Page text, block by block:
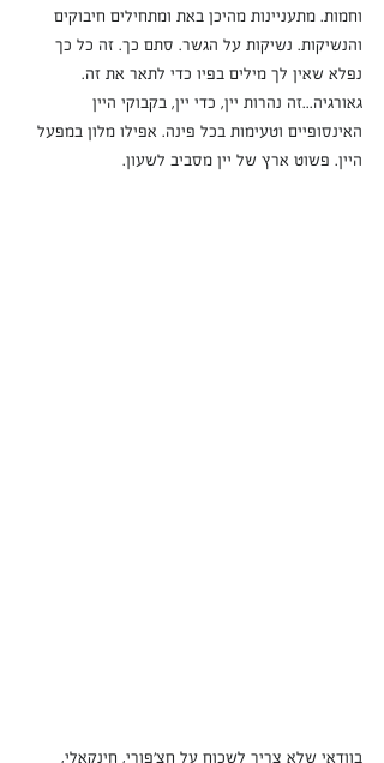
וחמות. מתעניינות מהיכן באת ומתחילים חיבוקים
והנשיקות. נשיקות על הגשר. סתם כך. זה כל כך
נפלא שאין לך מילים בפיו כדי לתאר את זה.
גאורגיה...זה נהרות יין, כדי יין, בקבוקי היין
האינסופיים וטעימות בכל פינה. אפילו מלון במפעל
היין. פשוט ארץ של יין מסביב לשעון.
בוודאי שלא צריך לשכוח על חצ'פורי, חינקאלי,